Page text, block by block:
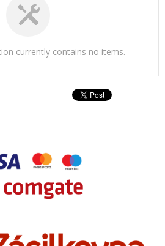
currently contains no items.